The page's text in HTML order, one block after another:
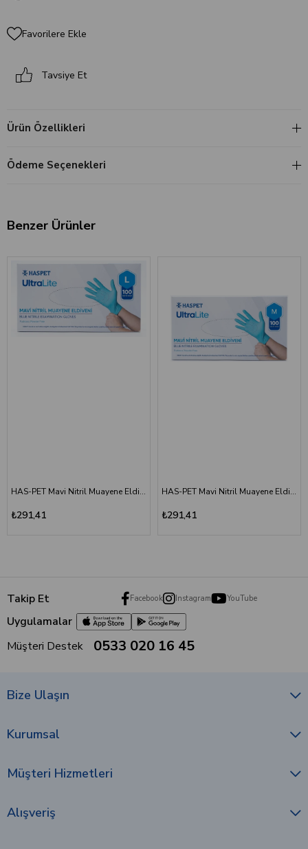
Favorilere Ekle
Tavsiye Et
Ürün Özellikleri
Ödeme Seçenekleri
Benzer Ürünler
HAS-PET Mavi Nitril Muayene Eldiveni (Ultra Lite) - LARGE
₺291,41
HAS-PET Mavi Nitril Muayene Eldiveni (Ultra Lite) - MEDIUM
₺291,41
Takip Et Facebook Instagram YouTube
Uygulamalar
Müşteri Destek
0533 020 16 45
Bize Ulaşın
Kurumsal
Müşteri Hizmetleri
Alışveriş